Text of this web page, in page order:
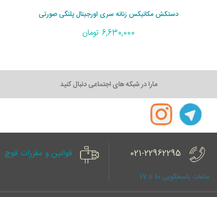
دستکش مکانیکس زنانه سری اورجینال پلنگی صورتی
6,630,000 تومان
مارا در شبکه های اجتماعی دنبال کنید
021-22962295
ساعات پاسخگویی 10 تا 17
قوانین و مقررات قوچ